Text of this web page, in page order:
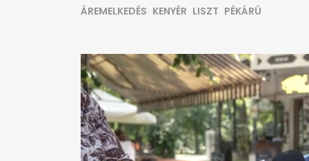
ÁREMELKEDÉS KENYÉR LISZT PÉKÁRÚ